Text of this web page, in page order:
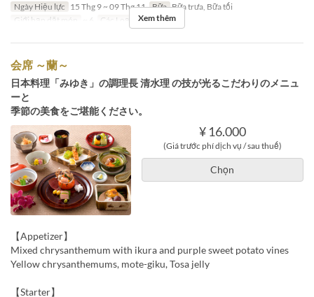
Ngày Hiệu lực 15 Thg 9 ~ 09 Thg 11 Bữa Bữa trưa, Bữa tối
Giới hạn dặt món
~ 6 Các Loại Ghế Table
Xem thêm
会席 ～蘭～
日本料理「みゆき」の調理長 清水理 の技が光るこだわりのメニュ
ーと
季節の美食をご堪能ください。
¥ 16.000
(Giá trước phí dịch vụ / sau thuế)
Chọn
【Appetizer】
Mixed chrysanthemum with ikura and purple sweet potato vines
Yellow chrysanthemums, mote-giku, Tosa jelly
【Starter】